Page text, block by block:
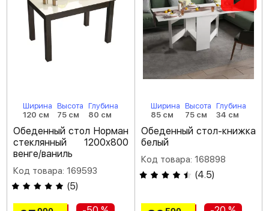
Ширина
120 см
Высота
75 см
Глубина
80 см
Обеденный стол Норман
стеклянный 1200х800
венге/ваниль
Код товара: 169593
(5)
Ширина
85 см
Высота
75 см
Глубина
34 см
Обеденный стол-книжка
белый
Код товара: 168898
(4.5)